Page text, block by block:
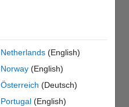
Netherlands(English)
Norway(English)
Österreich (Deutsch)
Portugal(English)